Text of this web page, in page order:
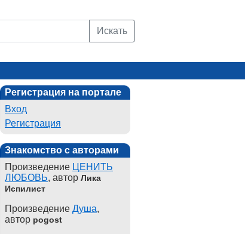
Искать
Регистрация на портале
Вход
Регистрация
Знакомство с авторами
Произведение ЦЕНИТЬ
ЛЮБОВЬ, автор Лика
Испилист
Произведение Душа,
автор pogost